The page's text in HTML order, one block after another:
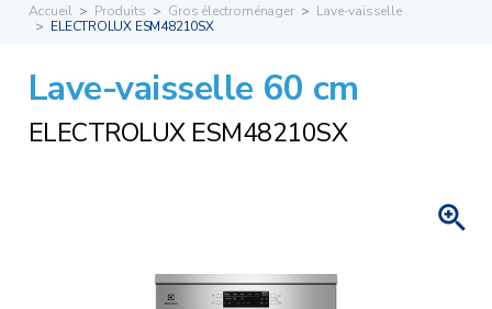
Accueil Produits Gros électroménager
Lave-vaisselle
ELECTROLUX ESM48210SX
Lave-vaisselle 60 cm
ELECTROLUX ESM48210SX